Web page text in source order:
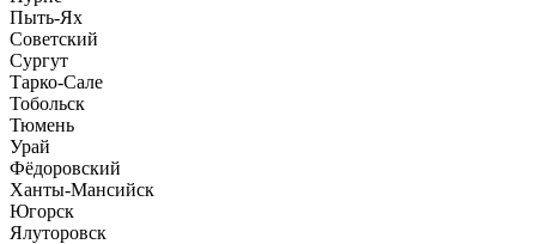
Пыть-Ях
Советский
Сургут
Тарко-Сале
Тобольск
Тюмень
Урай
Фёдоровский
Ханты-Мансийск
Югорск
Ялуторовск